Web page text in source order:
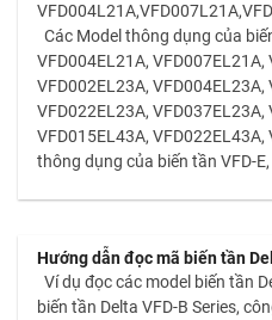
Các Model thông dụng của
VFD004EL21A,
VFD002EL23A,
VFD022EL23A,
VFD015EL43A,
thông dụng của biến tần VFD-
Hướng dẫn đọc mã biến tần
Ví dụ đọc các model biến tần
biến tần Delta VFD-B Series,